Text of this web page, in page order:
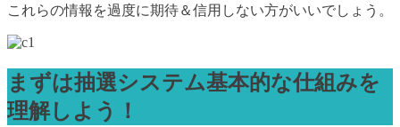
これらの情報を過度に期待＆信用しない方がいいでしょう。
まずは抽選システム基本的な仕組みを
理解しよう！